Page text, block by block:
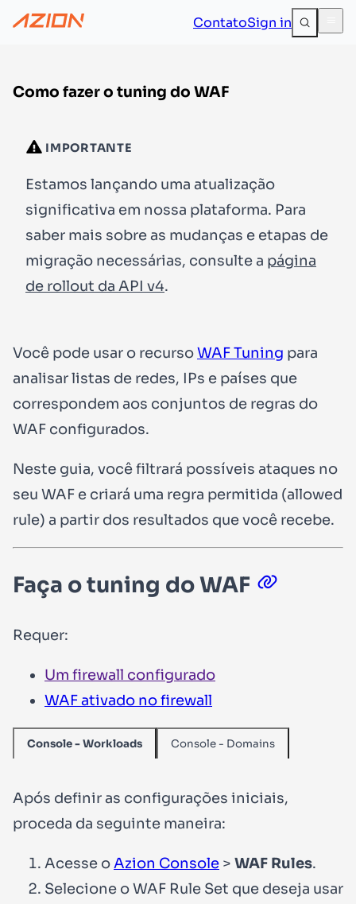
ContatoSign in
Como fazer o tuning do WAF
IMPORTANTE
Estamos lançando uma atualização
significativa em nossa plataforma. Para
saber mais sobre as mudanças e etapas de
migração necessárias, consulte a página
de rollout da API v4.
Você pode usar o recursoWAF Tuning para
analisar listas de redes, IPs e países que
correspondem aos conjuntos de regras do
WAF configurados.
Neste guia, você filtrará possíveis ataques no
seu WAF e criará uma regra permitida (allowed
rule) a partir dos resultados que você recebe.
Faça o tuning do WAF
Requer:
Um firewall configurado
WAF ativado no firewall
Console - Workloads Console - Domains
Após definir as configurações iniciais,
proceda da seguinte maneira:
Acesse oAzion Console > WAF Rules.
Selecione o WAF Rule Set que deseja usar